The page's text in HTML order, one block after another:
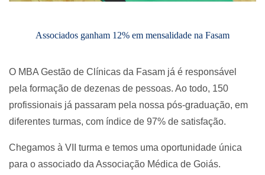
Associados ganham 12% em mensalidade na Fasam
O MBA Gestão de Clínicas da Fasam já é responsável
pela formação de dezenas de pessoas. Ao todo, 150
profissionais já passaram pela nossa pós-graduação, em
diferentes turmas, com índice de 97% de satisfação.
Chegamos à VII turma e temos uma oportunidade única
para o associado da Associação Médica de Goiás.